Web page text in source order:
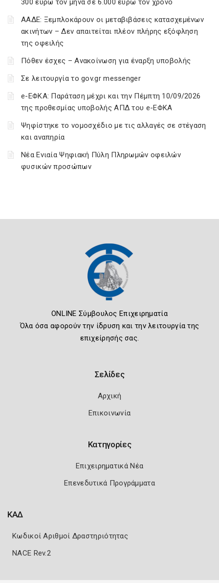
300 ευρώ τον μήνα σε 6.000 ευρώ τον χρόνο
ΑΑΔΕ: Ξεμπλοκάρουν οι μεταβιβάσεις κατασχεμένων
ακινήτων – Δεν απαιτείται πλέον πλήρης εξόφληση
της οφειλής
Πόθεν έσχες – Ανακοίνωση για έναρξη υποβολής
Σε λειτουργία το gov.gr messenger
e-ΕΦΚΑ: Παράταση μέχρι και την Πέμπτη 10/09/2026
της προθεσμίας υποβολής ΑΠΔ του e-ΕΦΚΑ
Ψηφίστηκε το νομοσχέδιο με τις αλλαγές σε στέγαση
και αναπηρία
Νέα Ενιαία Ψηφιακή Πύλη Πληρωμών οφειλών
φυσικών προσώπων
ONLINE Σύμβουλος Επιχειρηματία
Όλα όσα αφορούν την ίδρυση και την λειτουργία της
επιχείρησής σας.
Σελίδες
Αρχική
Επικοινωνία
Κατηγορίες
Επιχειρηματικά Νέα
Επενεδυτικά Προγράμματα
ΚΑΔ
Κωδικοί Αριθμοί Δραστηριότητας
NACE Rev.2